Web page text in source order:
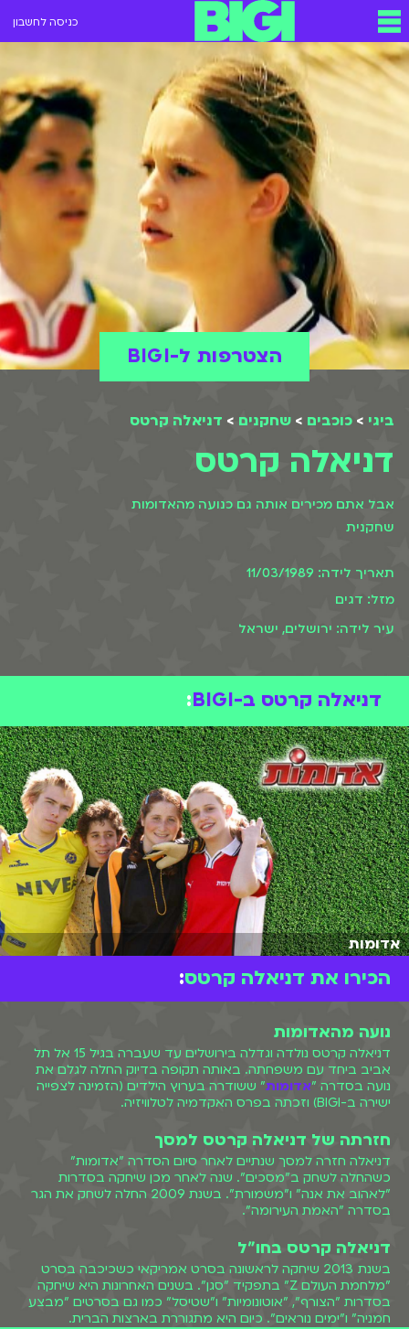
כניסה לחשבון
ביגי > כוכבים > שחקנים > דניאלה קרטס
דניאלה קרטס
אבל אתם מכירים אותה גם כנועה מהאדומות
שחקנית
תאריך לידה: 11/03/1989
מזל: דגים
עיר לידה: ירושלים, ישראל
הצטרפות ל-BIGI
דניאלה קרטס ב-BIGI :
אדומות
הכירו את דניאלה קרטס:
נועה מהאדומות
דניאלה קרטס נולדה וגדלה בירושלים עד שעברה בגיל 15 אל תל
אביב ביחד עם משפחתה. באותה תקופה בדיוק החלה לגלם את
נועה בסדרה "אדומות" ששודרה בערוץ הילדים (הזמינה לצפייה
ישירה ב-BIGI) וזכתה בפרס האקדמיה לטלוויזיה.
חזרתה של דניאלה קרטס למסך
דניאלה חזרה למסך שנתיים לאחר סיום הסדרה "אדומות"
כשהחלה לשחק ב"מסכים". שנה לאחר מכן שיחקה בסדרות
"לאהוב את אנה" ו"משמורת". בשנת 2009 החלה לשחק את הגר
בסדרה "האמת העירומה".
דניאלה קרטס בחו"ל
בשנת 2013 שיחקה לראשונה בסרט אמריקאי כשכיכבה בסרט
"מלחמת העולם Z" בתפקיד "סגן". בשנים האחרונות היא שיחקה
בסדרות "הצורף", "אוטונומיות" ו"שטיסל" כמו גם בסרטים "מבצע
חמניה" ו"ימים נוראים". כיום היא מתגוררת בארצות הברית.